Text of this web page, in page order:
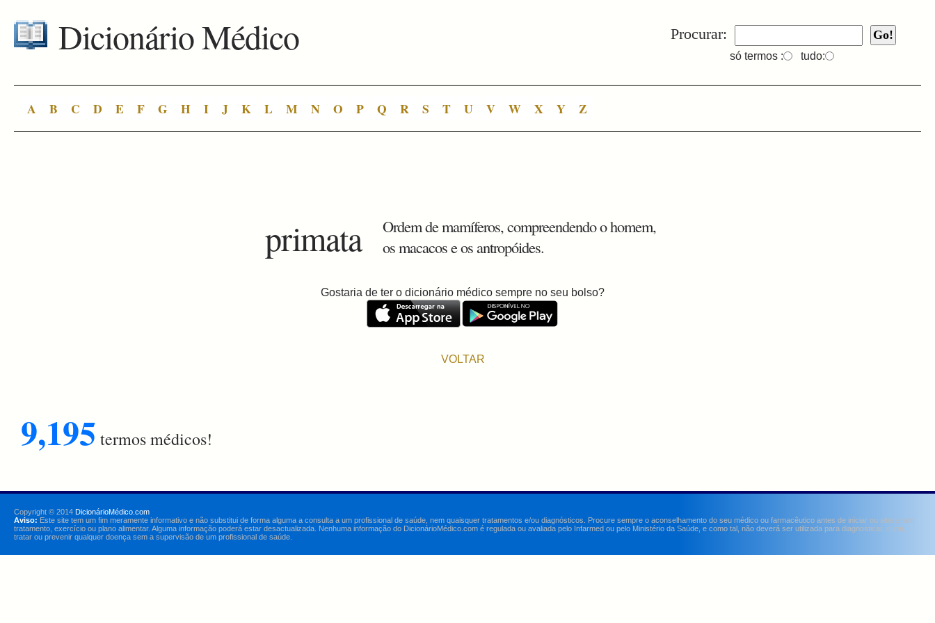
Procurar:
só termos : tudo:
Dicionário Médico
A B C D E F G H I J K L M N O P Q R S T U V W X Y Z
primata
Ordem de mamíferos, compreendendo o homem,
os macacos e os antropóides.
Gostaria de ter o dicionário médico sempre no seu bolso?
VOLTAR
9,195 termos médicos!
Copyright © 2014 DicionárioMédico.com
Aviso: Este site tem um fim meramente informativo e não substitui de forma alguma a consulta a um profissional de saúde, nem quaisquer tratamentos e/ou diagnósticos. Procure sempre o aconselhamento do seu médico ou farmacêutico antes de iniciar ou alterar um
tratamento, exercício ou plano alimentar. Alguma informação poderá estar desactualizada. Nenhuma informação do DicionárioMédico.com é regulada ou avaliada pelo Infarmed ou pelo Ministério da Saúde, e como tal, não deverá ser utilizada para diagnosticar, curar,
tratar ou prevenir qualquer doença sem a supervisão de um profissional de saúde.